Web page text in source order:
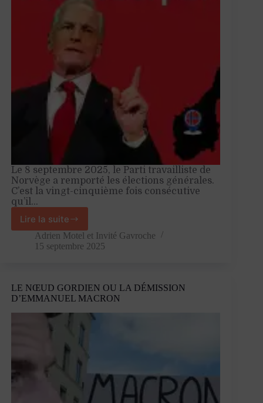
Le 8 septembre 2025, le Parti travailliste de
Norvège a remporté les élections générales.
C’est la vingt-cinquième fois consécutive
qu’il…
Lire la suite
La
gauche
qui
modèle
d’Oslo
Adrien Motel et Invité Gavroche
15 septembre 2025
LE NŒUD GORDIEN OU LA DÉMISSION
D’EMMANUEL MACRON